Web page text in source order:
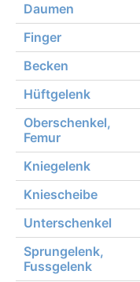
Daumen
Finger
Becken
Hüftgelenk
Oberschenkel,
Femur
Kniegelenk
Kniescheibe
Unterschenkel
Sprungelenk,
Fussgelenk